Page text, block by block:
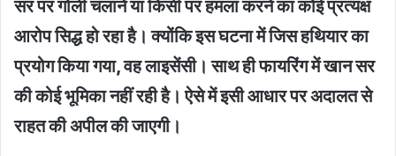
सर पर गोली चलाने या किसी पर हमला करने का कोई प्रत्यक्ष
आरोप सिद्ध हो रहा है। क्योंकि इस घटना में जिस हथियार का
प्रयोग किया गया, वह लाइसेंसी। साथ ही फायरिंग में खान सर
की कोई भूमिका नहीं रही है। ऐसे में इसी आधार पर अदालत से
राहत की अपील की जाएगी।